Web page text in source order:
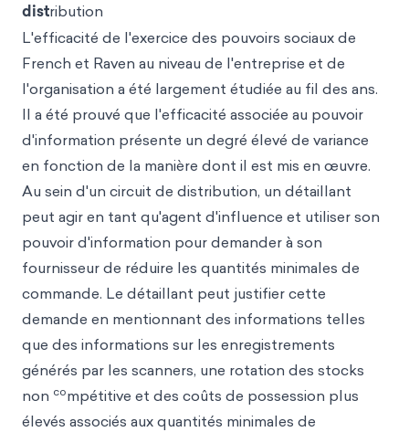
distribution
L'efficacité de l'exercice des pouvoirs sociaux de
French et Raven au niveau de l'entreprise et de
l'organisation a été largement étudiée au fil des ans.
Il a été prouvé que l'efficacité associée au pouvoir
d'information présente un degré élevé de variance
en fonction de la manière dont il est mis en œuvre.
Au sein d'un circuit de distribution, un détaillant
peut agir en tant qu'agent d'influence et utiliser son
pouvoir d'information pour demander à son
fournisseur de réduire les quantités minimales de
commande. Le détaillant peut justifier cette
demande en mentionnant des informations telles
que des informations sur les enregistrements
générés par les scanners, une rotation des stocks
non compétitive et des coûts de possession plus
élevés associés aux quantités minimales de